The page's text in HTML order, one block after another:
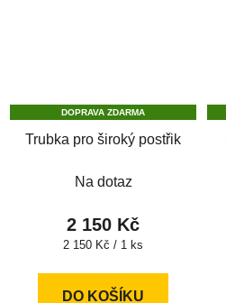
DOPRAVA ZDARMA
Trubka pro široký postřik
Na dotaz
2 150 Kč
Měrná
2 150 Kč / 1 ks
DO KOŠÍKU